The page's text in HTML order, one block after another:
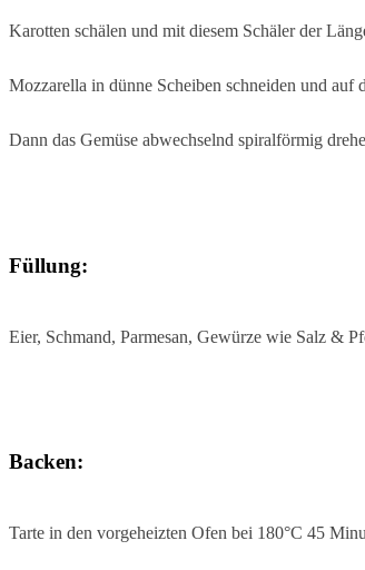
Karotten schälen und mit diesem Schäler der
Mozzarella in dünne Scheiben schneiden und auf
Dann das Gemüse abwechselnd spiralförmig
Füllung:
Eier, Schmand, Parmesan, Gewürze wie Salz &
Backen:
Tarte in den vorgeheizten Ofen bei 180°C 45